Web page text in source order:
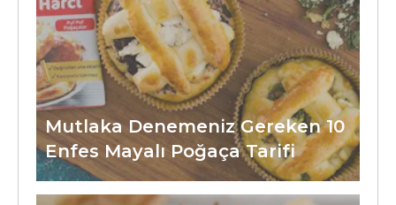
Mutlaka Denemeniz Gereken 10
Enfes Mayalı Poğaça Tarifi